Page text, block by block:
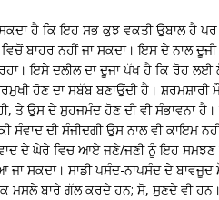
ਹੈ ਕਿ ਇਹ ਸਭ ਕੁਝ ਵਕਤੀ ਉਬਾਲ ਹੈ
ਬਾਹਰ ਨਹੀਂ ਜਾ ਸਕਦਾ। ਇਸ ਦੇ ਨਾਲ
ਇਸੇ ਦਲੀਲ ਦਾ ਦੂਜਾ ਪੱਖ ਹੈ ਕਿ ਰੋਹ ਲਈ
ਹੋਣ ਦਾ ਸਬੱਬ ਬਣਾਉਂਦੀ ਹੈ। ਸ਼ਰਮਸ਼ਾਰੀ
ਤੇ ਉਸ ਦੇ ਸੁਹਜਮੰਦ ਹੋਣ ਦੀ ਵੀ ਸੰਭਾਵਨਾ
ਦੀ ਸੰਜੀਦਗੀ ਉਸ ਨਾਲ ਵੀ ਕਾਇਮ
ਦੇ ਘੇਰੇ ਵਿਚ ਆਏ ਜਣੇ/ਜਣੀ ਨੂੰ ਇਹ ਸਮਝਣ
ਜਾ ਸਕਦਾ। ਸਾਡੀ ਪਸੰਦ-ਨਾਪਸੰਦ ਦੇ ਬਾਵਜੂਦ
ਬਾਰੇ ਗੱਲ ਕਰਦੇ ਹਨ; ਸੋ, ਸੁਣਦੇ ਵੀ ਹਨ।